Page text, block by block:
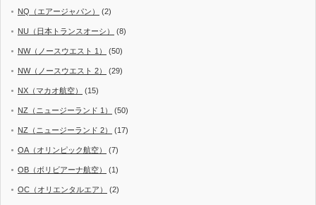
NQ（エアージャパン） (2)
NU（日本トランスオーシ） (8)
NW（ノースウエスト 1） (50)
NW（ノースウエスト 2） (29)
NX（マカオ航空） (15)
NZ（ニュージーランド 1） (50)
NZ（ニュージーランド 2） (17)
OA（オリンピック航空） (7)
OB（ボリビアーナ航空） (1)
OC（オリエンタルエア） (2)